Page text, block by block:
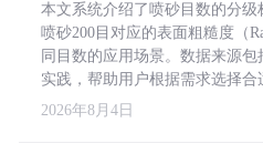
本文系统介绍了喷砂目数的分
喷砂200目对应的表面粗糙度（
同目数的应用场景。数据来源包
实践，帮助用户根据需求选择合
2026年8月4日